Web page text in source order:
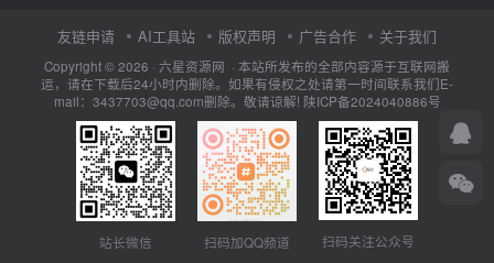
友链申请 AI工具站 版权声明 广告合作 关于我们
Copyright © 2026 · 六星资源网 · 本站所发布的全部内容源于互联网搬
运，请在下载后24小时内删除。如果有侵权之处请第一时间联系我们E-
mail：3437703@qq.com删除。敬请谅解! 陕ICP备2024040886号
站长微信 扫码加QQ频道 扫码关注公众号